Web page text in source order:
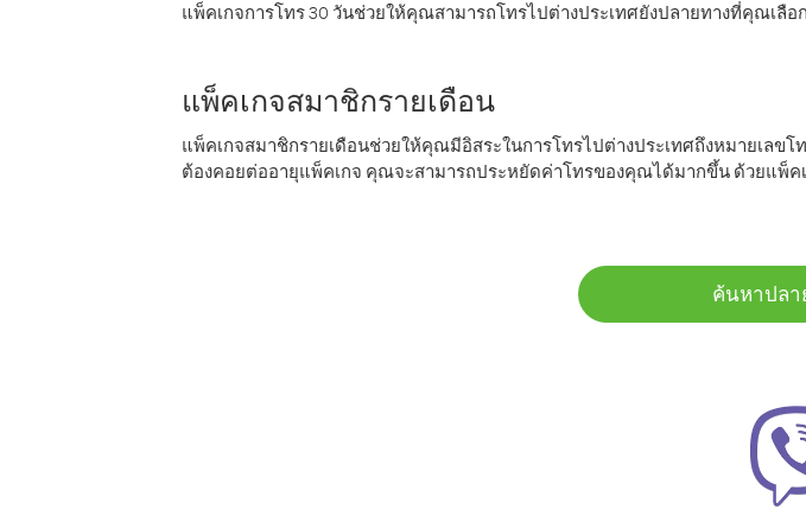
แพ็คเกจการโทร 30 วันช่วยให้คุณสามารถโทรไปต่างประเทศยังปลายทางที่คุณเลื
แพ็คเกจสมาชิกรายเดือน
แพ็คเกจสมาชิกรายเดือนช่วยให้คุณมีอิสระในการโทรไปต่างประเทศถึงหมายเล
ต้องคอยต่ออายุแพ็คเกจ คุณจะสามารถประหยัดค่าโทรของคุณได้มากขึ้น ด้วยแพ็ค
ค้นหาปลา